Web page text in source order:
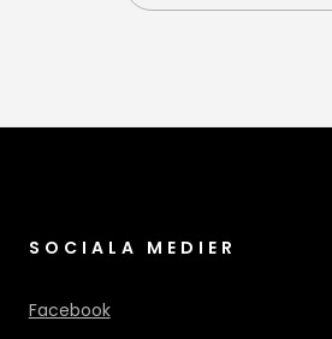
SOCIALA MEDIER
Facebook